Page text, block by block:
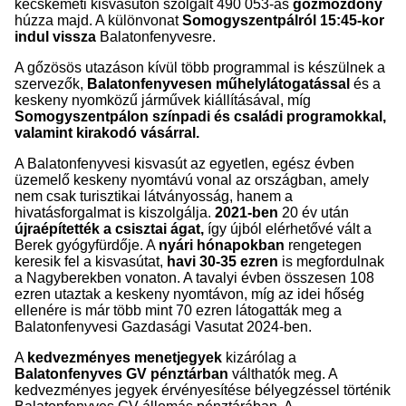
kecskeméti kisvasúton szolgált 490 053-as gőzmozdony
húzza majd. A különvonatSomogyszentpálról 15:45-kor
indul vissza Balatonfenyvesre.
A gőzösös utazáson kívül több programmal is készülnek a
szervezők, Balatonfenyvesen műhelylátogatással és a
keskeny nyomközű járművek kiállításával, míg
Somogyszentpálon színpadi és családi programokkal,
valamint kirakodó vásárral.
A Balatonfenyvesi kisvasút az egyetlen, egész évben
üzemelő keskeny nyomtávú vonal az országban, amely
nem csak turisztikai látványosság, hanem a
hivatásforgalmat is kiszolgálja. 2021-ben 20 év után
újraépítették a csisztai ágat, így újból elérhetővé vált a
Berek gyógyfürdője. A nyári hónapokban rengetegen
keresik fel a kisvasútat, havi 30-35 ezren is megfordulnak
a Nagyberekben vonaton. A tavalyi évben összesen 108
ezren utaztak a keskeny nyomtávon, míg az idei hőség
ellenére is már több mint 70 ezren látogatták meg a
Balatonfenyvesi Gazdasági Vasutat 2024-ben.
A kedvezményes menetjegyek kizárólag a
Balatonfenyves GV pénztárban válthatók meg. A
kedvezményes jegyek érvényesítése bélyegzéssel történik